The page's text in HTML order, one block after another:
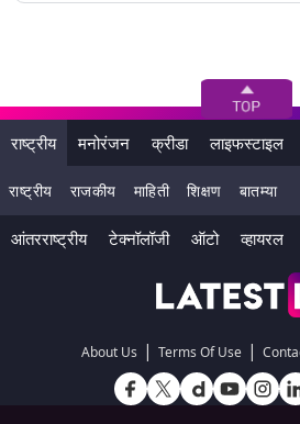
राष्ट्रीय मनोरंजन क्रीडा लाइफस्टाइल
राष्ट्रीय राजकीय माहिती शिक्षण बातम्या
आंतरराष्ट्रीय टेक्नॉलॉजी ऑटो व्हायरल
About Us | Terms Of Use |